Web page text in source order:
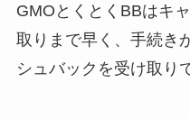
GMOとくとくBBはキ
取りまで早く、手続き
シュバックを受け取り